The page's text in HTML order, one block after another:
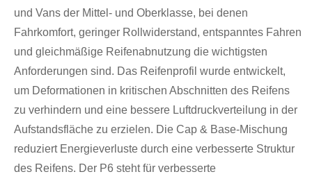
und Vans der Mittel- und Oberklasse, bei denen
Fahrkomfort, geringer Rollwiderstand, entspanntes Fahren
und gleichmäßige Reifenabnutzung die wichtigsten
Anforderungen sind. Das Reifenprofil wurde entwickelt,
um Deformationen in kritischen Abschnitten des Reifens
zu verhindern und eine bessere Luftdruckverteilung in der
Aufstandsfläche zu erzielen. Die Cap & Base-Mischung
reduziert Energieverluste durch eine verbesserte Struktur
des Reifens. Der P6 steht für verbesserte